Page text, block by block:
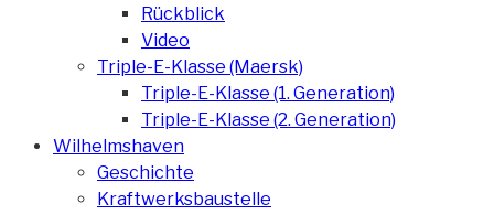
Rückblick
Video
Triple-E-Klasse (Maersk)
Triple-E-Klasse (1. Generation)
Triple-E-Klasse (2. Generation)
Wilhelmshaven
Geschichte
Kraftwerksbaustelle